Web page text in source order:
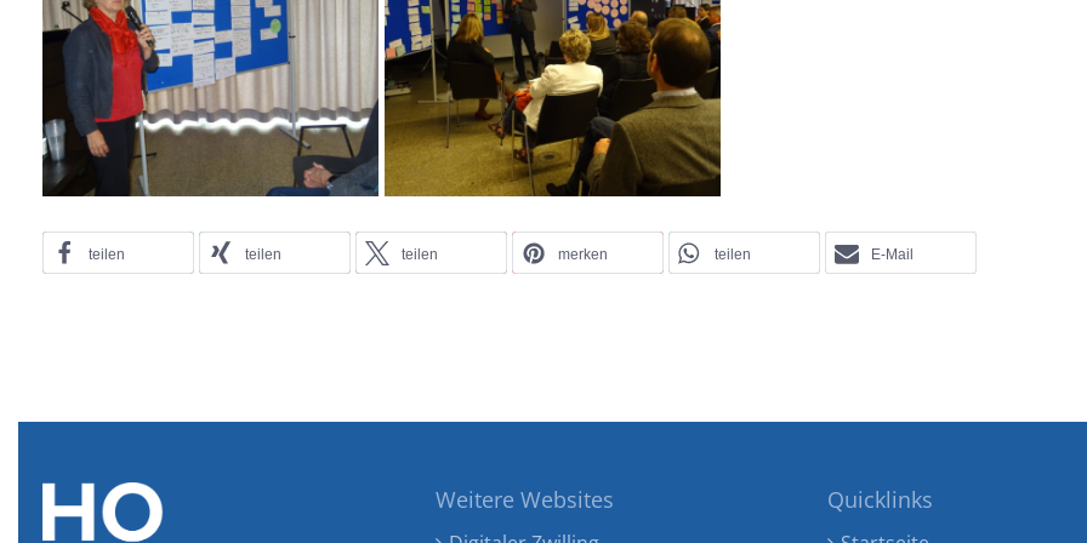
teilen teilen teilen merken teilen E-Mail
Weitere Websites Quicklinks